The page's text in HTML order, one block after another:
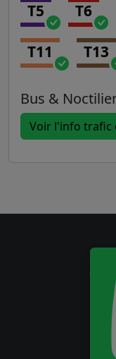
T5 T6
T11 T13
Bus &
Voir l'info trafic